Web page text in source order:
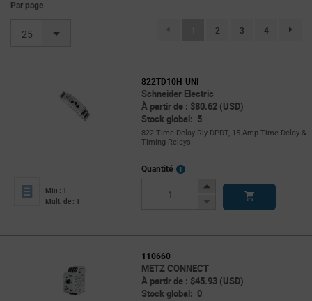
Par page
25 (current)
2 3 4
822TD10H-UNI
Schneider Electric
À partir de : $80.62 (USD)
Stock global: 5
822 Time Delay Rly DPDT, 15 Amp Time Delay &
Timing Relays
Min : 1
Mult. de : 1
Quantité
More
Increase
Decrease
110660
METZ CONNECT
À partir de : $45.93 (USD)
Stock global: 0